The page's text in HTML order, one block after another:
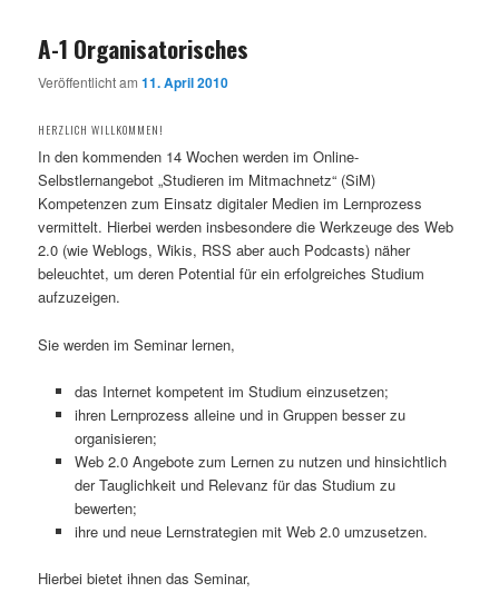
A-1 Organisatorisches
Veröffentlicht am11. April 2010
HERZLICH WILLKOMMEN!
In den kommenden 14 Wochen werden im Online-
Selbstlernangebot „Studieren im Mitmachnetz“ (SiM)
Kompetenzen zum Einsatz digitaler Medien im Lernprozess
vermittelt. Hierbei werden insbesondere die Werkzeuge des Web
2.0 (wie Weblogs, Wikis, RSS aber auch Podcasts) näher
beleuchtet, um deren Potential für ein erfolgreiches Studium
aufzuzeigen.
Sie werden im Seminar lernen,
das Internet kompetent im Studium einzusetzen;
ihren Lernprozess alleine und in Gruppen besser zu
organisieren;
Web 2.0 Angebote zum Lernen zu nutzen und hinsichtlich
der Tauglichkeit und Relevanz für das Studium zu
bewerten;
ihre und neue Lernstrategien mit Web 2.0 umzusetzen.
Hierbei bietet ihnen das Seminar,